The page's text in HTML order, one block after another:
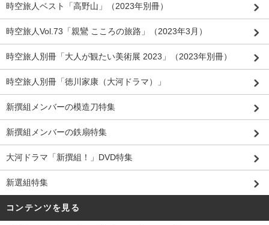
時空旅人ベスト「高野山」（2023年別冊）
時空旅人Vol.73「親鸞 こころの旅路」（2023年3月）
時空旅人別冊「大人が観たい美術展 2023」（2023年別冊）
時空旅人別冊「徳川家康（大河ドラマ）」
新撰組メンバーの模造刀特集
新撰組メンバーの鉄扇特集
大河ドラマ「新撰組！」DVD特集
新選組特集
コンテンツを見る